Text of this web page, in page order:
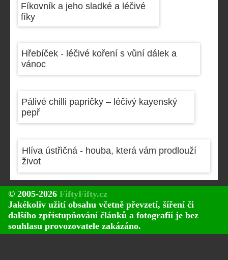
Fíkovník a jeho sladké a léčivé
fíky
Hřebíček - léčivé koření s vůní dálek a
vánoc
Pálivé chilli papričky – léčivý kayenský
pepř
Hlíva ústřičná - houba, která vám prodlouží
život
© 2005-2026 FiftyFifty.cz
Jakékoliv užití obsahu včetně převzetí, šíření či
dalšího zpřístupňování článků a fotografií je bez
souhlasu provozovatele zakázáno.